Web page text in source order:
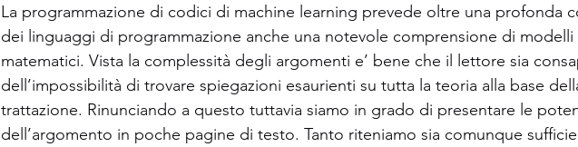
La programmazione di codici di machine learning prevede oltre una profonda
dei linguaggi di programmazione anche una notevole comprensione di modelli
matematici. Vista la complessità degli argomenti e’ bene che il lettore sia
dell’impossibilità di trovare spiegazioni esaurienti su tutta la teoria alla base
trattazione. Rinunciando a questo tuttavia siamo in grado di presentare le
dell’argomento in poche pagine di testo. Tanto riteniamo sia comunque